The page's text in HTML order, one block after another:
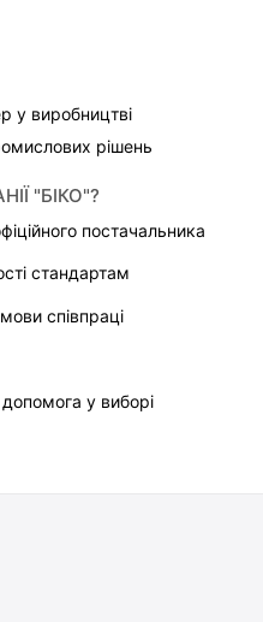
у виробництві
рішень
"БІКО"?
постачальника
стандартам
співпраці
у виборі